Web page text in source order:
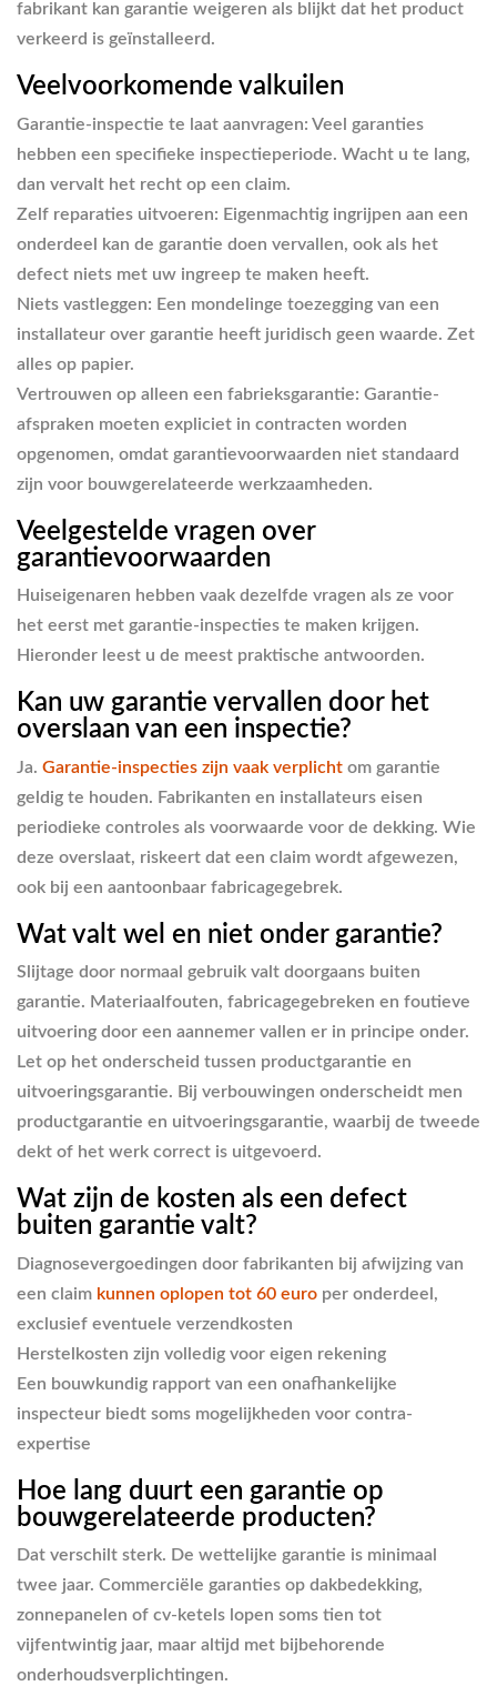
fabrikant kan garantie weigeren als blijkt dat het product
verkeerd is geïnstalleerd.
Veelvoorkomende valkuilen
Garantie-inspectie te laat aanvragen: Veel garanties
hebben een specifieke inspectieperiode. Wacht u te lang,
dan vervalt het recht op een claim.
Zelf reparaties uitvoeren: Eigenmachtig ingrijpen aan een
onderdeel kan de garantie doen vervallen, ook als het
defect niets met uw ingreep te maken heeft.
Niets vastleggen: Een mondelinge toezegging van een
installateur over garantie heeft juridisch geen waarde. Zet
alles op papier.
Vertrouwen op alleen een fabrieksgarantie: Garantie-
afspraken moeten expliciet in contracten worden
opgenomen, omdat garantievoorwaarden niet standaard
zijn voor bouwgerelateerde werkzaamheden.
Veelgestelde vragen over
garantievoorwaarden
Huiseigenaren hebben vaak dezelfde vragen als ze voor
het eerst met garantie-inspecties te maken krijgen.
Hieronder leest u de meest praktische antwoorden.
Kan uw garantie vervallen door het
overslaan van een inspectie?
Ja. Garantie-inspecties zijn vaak verplicht om garantie
geldig te houden. Fabrikanten en installateurs eisen
periodieke controles als voorwaarde voor de dekking. Wie
deze overslaat, riskeert dat een claim wordt afgewezen,
ook bij een aantoonbaar fabricagegebrek.
Wat valt wel en niet onder garantie?
Slijtage door normaal gebruik valt doorgaans buiten
garantie. Materiaalfouten, fabricagegebreken en foutieve
uitvoering door een aannemer vallen er in principe onder.
Let op het onderscheid tussen productgarantie en
uitvoeringsgarantie. Bij verbouwingen onderscheidt men
productgarantie en uitvoeringsgarantie, waarbij de tweede
dekt of het werk correct is uitgevoerd.
Wat zijn de kosten als een defect
buiten garantie valt?
Diagnosevergoedingen door fabrikanten bij afwijzing van
een claim kunnen oplopen tot 60 euro per onderdeel,
exclusief eventuele verzendkosten
Herstelkosten zijn volledig voor eigen rekening
Een bouwkundig rapport van een onafhankelijke
inspecteur biedt soms mogelijkheden voor contra-
expertise
Hoe lang duurt een garantie op
bouwgerelateerde producten?
Dat verschilt sterk. De wettelijke garantie is minimaal
twee jaar. Commerciële garanties op dakbedekking,
zonnepanelen of cv-ketels lopen soms tien tot
vijfentwintig jaar, maar altijd met bijbehorende
onderhoudsverplichtingen.